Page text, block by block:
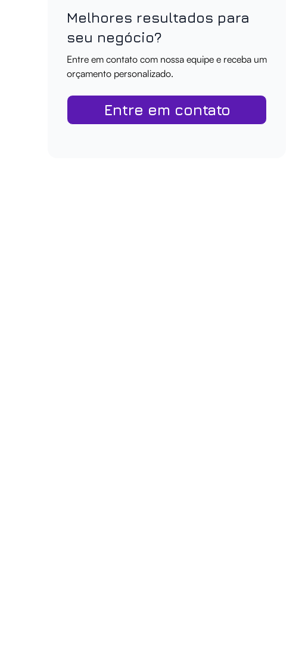
Melhores resultados para
seu negócio?
Entre em contato com nossa equipe e receba um
orçamento personalizado.
Entre em contato